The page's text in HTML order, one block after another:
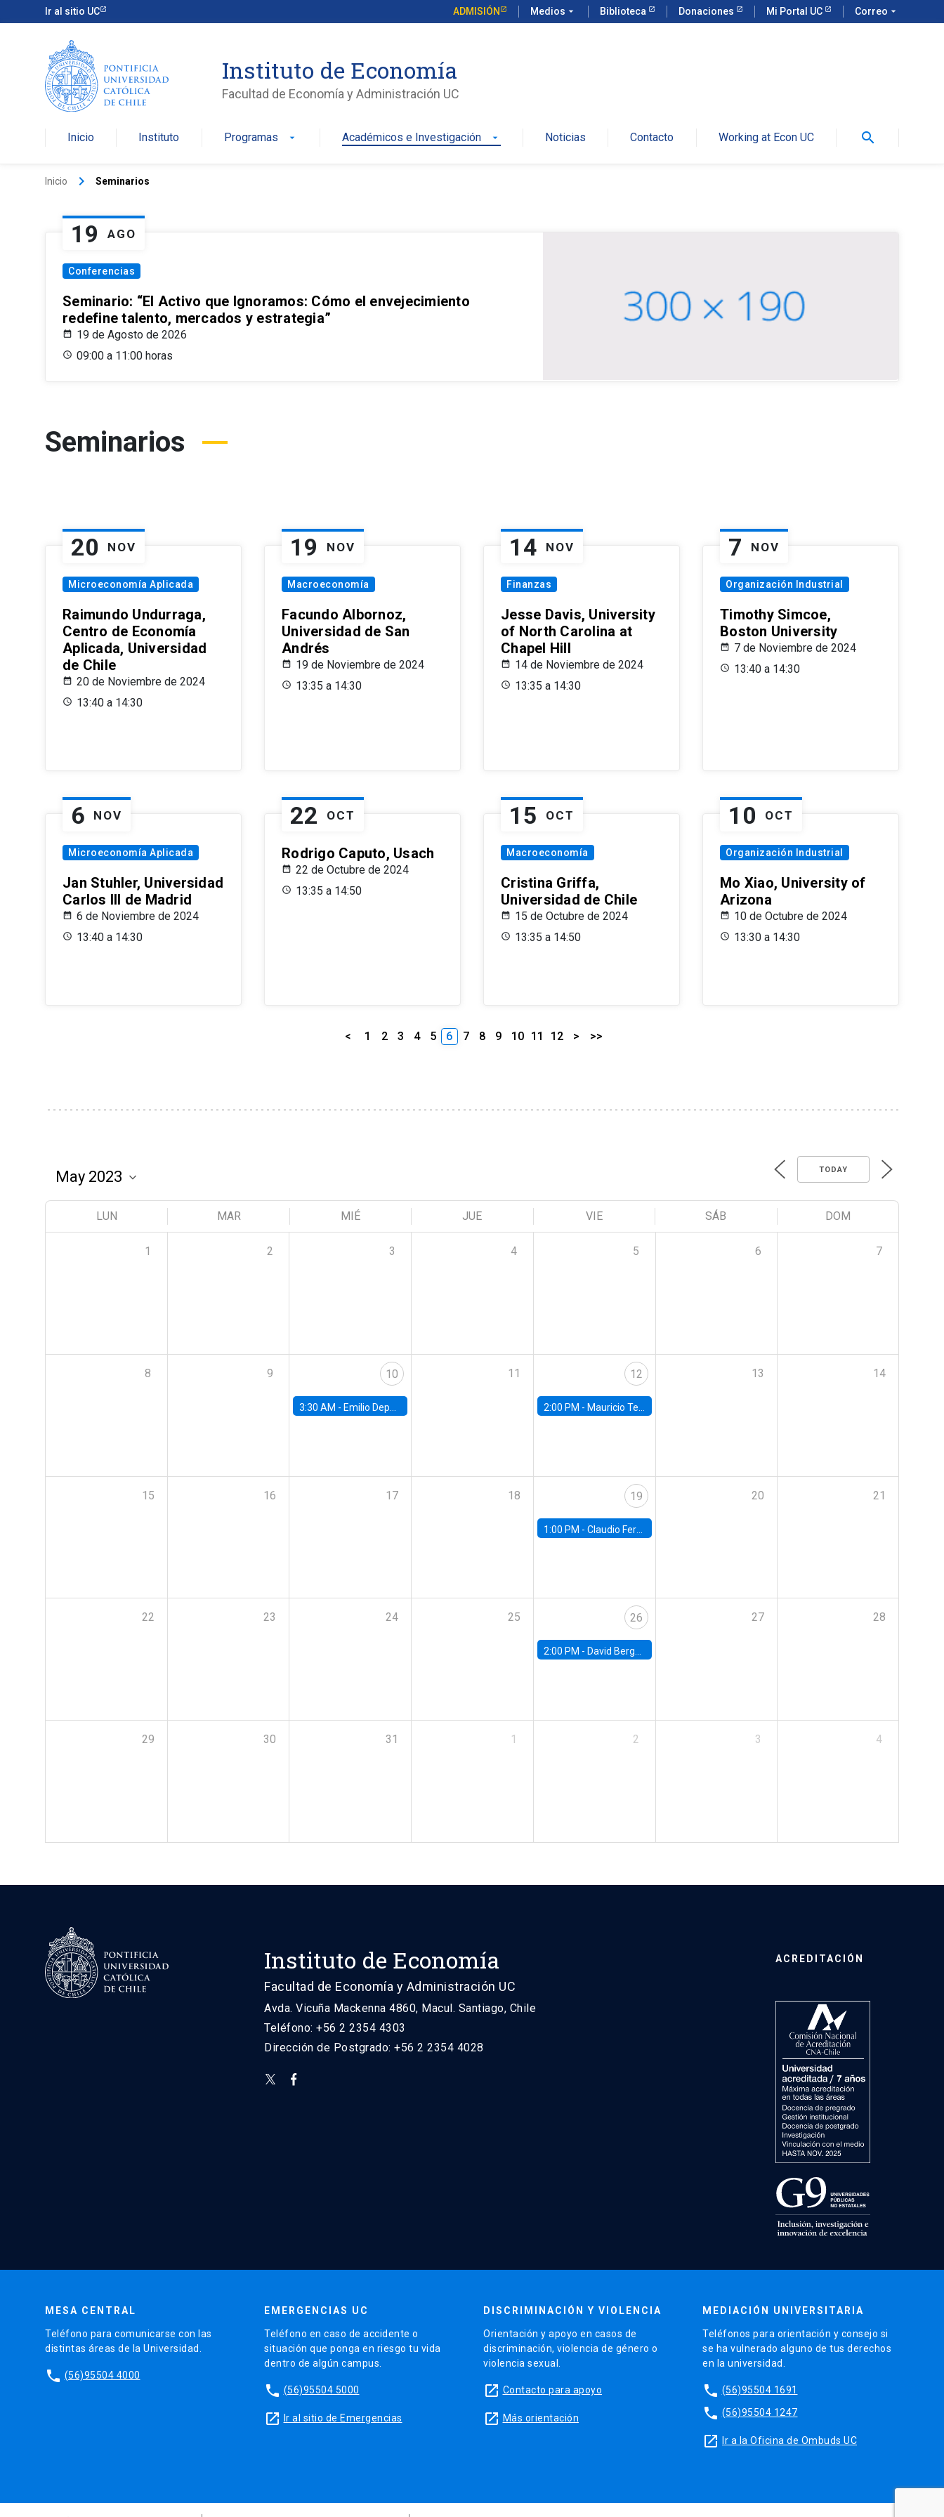
Ir al sitio UC ADMISIÓN Medios arrow_drop_down Biblioteca Donaciones Mi Portal UC Correo arrow_drop_down
Instituto de Economía
Facultad de Economía y Administración UC
Inicio Instituto Programas arrow_drop_down Académicos e Investigación arrow_drop_down Noticias Contacto Working at Econ UC search
Inicio keyboard_arrow_right Seminarios
19 AGO
Conferencias
Seminario: “El Activo que Ignoramos: Cómo el envejecimiento
redefine talento, mercados y estrategia”
19 de Agosto de 2026
09:00 a 11:00 horas
Seminarios
20 NOV
Microeconomía Aplicada
Raimundo Undurraga,
Centro de Economía
Aplicada, Universidad
de Chile
20 de Noviembre de 2024
13:40 a 14:30
19 NOV
Macroeconomía
Facundo Albornoz,
Universidad de San
Andrés
19 de Noviembre de 2024
13:35 a 14:30
14 NOV
Finanzas
Jesse Davis, University
of North Carolina at
Chapel Hill
14 de Noviembre de 2024
13:35 a 14:30
7 NOV
Organización Industrial
Timothy Simcoe,
Boston University
7 de Noviembre de 2024
13:40 a 14:30
6 NOV
Microeconomía Aplicada
Jan Stuhler, Universidad
Carlos III de Madrid
6 de Noviembre de 2024
13:40 a 14:30
22 OCT
Rodrigo Caputo, Usach
22 de Octubre de 2024
13:35 a 14:50
15 OCT
Macroeconomía
Cristina Griffa,
Universidad de Chile
15 de Octubre de 2024
13:35 a 14:50
10 OCT
Organización Industrial
Mo Xiao, University of
Arizona
10 de Octubre de 2024
13:30 a 14:30
< 1 2 3 4 5 6 7 8 9 10 11 12 > >>
TODAY
LUN MAR MIÉ JUE VIE SÁB DOM
1 2 3 4 5 6 7
8 9 10
3:30 AM - Emilio Depetris-Chauvín, Universidad Católica
11 12
2:00 PM - Mauricio Tejada, UDP
13 14
15 16 17 18 19
1:00 PM - Claudio Ferraz, British Columbia
20 21
22 23 24 25 26
2:00 PM - David Berger, Duke
27 28
29 30 31 1 2 3 4
Instituto de Economía
Facultad de Economía y Administración UC
Avda. Vicuña Mackenna 4860, Macul. Santiago, Chile
Teléfono: +56 2 2354 4303
Dirección de Postgrado: +56 2 2354 4028
ACREDITACIÓN
MESA CENTRAL
Teléfono para comunicarse con las
distintas áreas de la Universidad.
phone (56)95504 4000
EMERGENCIAS UC
Teléfono en caso de accidente o
situación que ponga en riesgo tu vida
dentro de algún campus.
phone (56)95504 5000
launch Ir al sitio de Emergencias
DISCRIMINACIÓN Y VIOLENCIA
Orientación y apoyo en casos de
discriminación, violencia de género o
violencia sexual.
launch Contacto para apoyo
launch Más orientación
MEDIACIÓN UNIVERSITARIA
Teléfonos para orientación y consejo si
se ha vulnerado alguno de tus derechos
en la universidad.
phone (56)95504 1691
phone (56)95504 1247
launch Ir a la Oficina de Ombuds UC